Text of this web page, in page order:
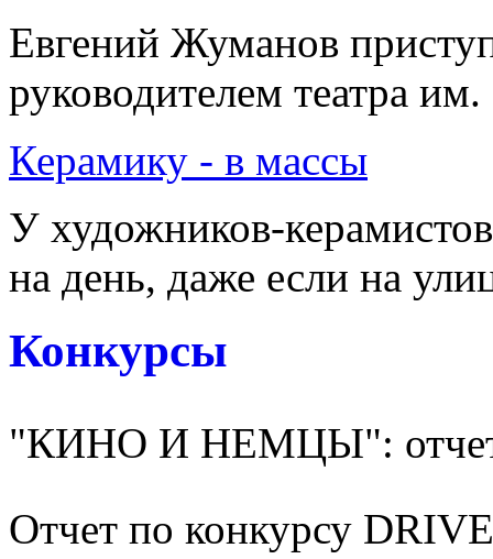
Евгений Жуманов
руководителем театра им.
Керамику - в массы
У художников-
на день, даже если на
Конкурсы
"КИНО И НЕМЦЫ": отчет
Отчет по конкурсу